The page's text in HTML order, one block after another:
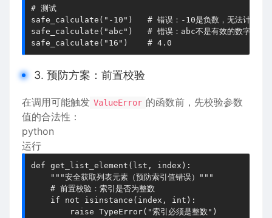
# 测试
safe_calculate("-10")   # 错误：-10是负数，无法计算平
safe_calculate("abc")   # 错误：abc不是有效的数字格式
3. 预防方案：前置校验
在调用可能触发 ValueError 的函数前，先校验参数
值的合法性：
python
运行
def get_list_element(lst, index):
    """安全获取列表元素（预防索引值错误）"""
    # 前置校验：索引是否为整数
    if not isinstance(index, int):
        raise TypeError("索引必须是整数")